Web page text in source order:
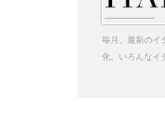
毎月、最新のイ
化。いろんなイ